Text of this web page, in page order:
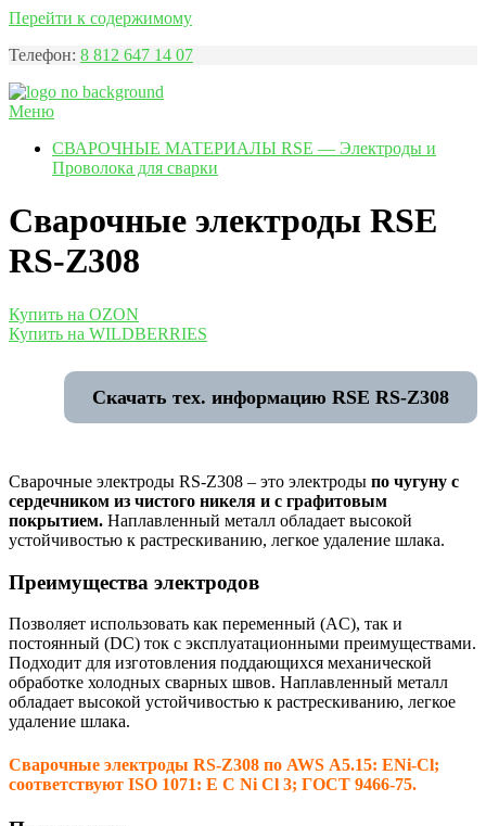
Перейти к содержимому
Телефон: 8 812 647 14 07
Меню
СВАРОЧНЫЕ МАТЕРИАЛЫ RSE — Электроды и
Проволока для сварки
Сварочные электроды RSE
RS-Z308
Купить на OZON
Купить на WILDBERRIES
Скачать тех. информацию RSE RS-Z308
Сварочные электроды RS-Z308 – это электроды по чугуну с
сердечником из чистого никеля и с графитовым
покрытием. Наплавленный металл обладает высокой
устойчивостью к растрескиванию, легкое удаление шлака.
Преимущества электродов
Позволяет использовать как переменный (AC), так и
постоянный (DC) ток с эксплуатационными преимуществами.
Подходит для изготовления поддающихся механической
обработке холодных сварных швов. Наплавленный металл
обладает высокой устойчивостью к растрескиванию, легкое
удаление шлака.
Сварочные электроды RS-Z308 по AWS А5.15: ENi-Cl;
соответствуют ISO 1071: E C Ni Cl 3; ГОСТ 9466-75.